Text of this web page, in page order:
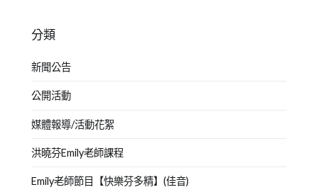
分類
新聞公告
公開活動
媒體報導/活動花絮
洪曉芬Emily老師課程
Emily老師節目【快樂芬多精】(佳音)